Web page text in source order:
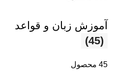
آموزش زبان و قواعد
(45)
45 محصول